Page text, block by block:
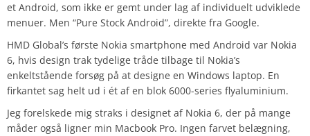
et Android, som ikke er gemt under lag af individuelt udviklede
menuer. Men “Pure Stock Android”, direkte fra Google.
HMD Global’s første Nokia smartphone med Android var Nokia
6, hvis design trak tydelige tråde tilbage til Nokia’s
enkeltstående forsøg på at designe en Windows laptop. En
firkantet sag helt ud i ét af en blok 6000-series flyaluminium.
Jeg forelskede mig straks i designet af Nokia 6, der på mange
måder også ligner min Macbook Pro. Ingen farvet belægning,